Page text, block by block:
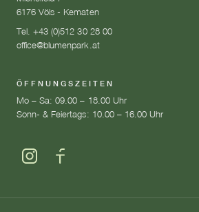
6176 Völs - Kematen
Tel. +43 (0)512 30 28 00
office@blumenpark.at
ÖFFNUNGSZEITEN
Mo – Sa: 09.00 – 18.00 Uhr
Sonn- & Feiertags: 10.00 – 16.00 Uhr